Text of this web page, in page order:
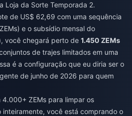
Loja da Sorte Temporada 2.
de US$ 62,69 com uma sequência
e o subsídio mensal do
você chegará perto de 1.450 ZEMs
de trajes limitados em uma
é a configuração que eu diria ser o
de junho de 2026 para quem
ZEMs para limpar os
você está comprando o